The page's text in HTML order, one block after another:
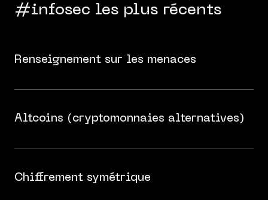
#infosec les plus récents
Renseignement sur les menaces
Altcoins (cryptomonnaies alternatives)
Chiffrement symétrique